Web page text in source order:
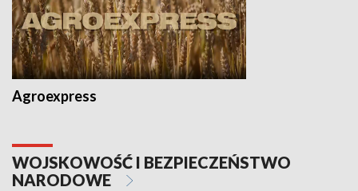
Agroexpress
WOJSKOWOŚĆ I BEZPIECZEŃSTWO
NARODOWE